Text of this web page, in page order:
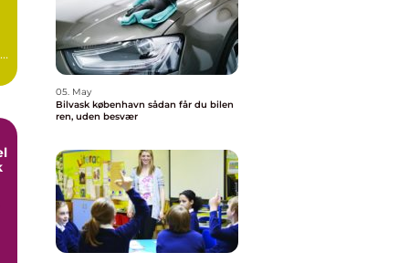
05. May
Bilvask københavn sådan får du bilen
ren, uden besvær